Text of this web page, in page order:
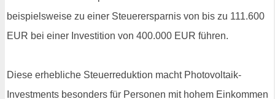
beispielsweise zu einer Steuerersparnis von bis zu 111.600
EUR bei einer Investition von 400.000 EUR führen.
Diese erhebliche Steuerreduktion macht Photovoltaik-
Investments besonders für Personen mit hohem Einkommen